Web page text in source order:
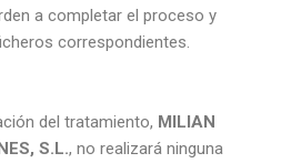
a completar el proceso y
correspondientes.
del tratamiento, MILIAN
S.L., no realizará ninguna